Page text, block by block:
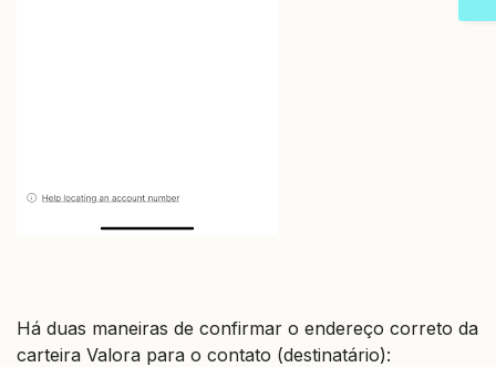
Há duas maneiras de confirmar o endereço correto da
carteira Valora para o contato (destinatário):